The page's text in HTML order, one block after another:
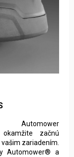
Automower
začnú
zariadením.
Automower® a